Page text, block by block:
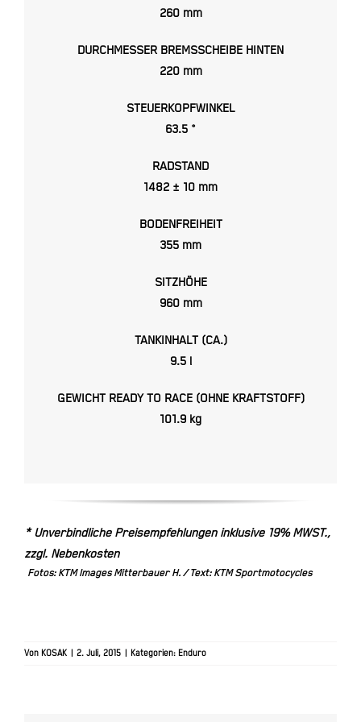
260 mm
DURCHMESSER BREMSSCHEIBE HINTEN
220 mm
STEUERKOPFWINKEL
63.5 °
RADSTAND
1482 ± 10 mm
BODENFREIHEIT
355 mm
SITZHÖHE
960 mm
TANKINHALT (CA.)
9.5 l
GEWICHT READY TO RACE (OHNE KRAFTSTOFF)
101.9 kg
* Unverbindliche Preisempfehlungen inklusive 19% MWST.,
zzgl. Nebenkosten
Fotos: KTM Images Mitterbauer H. /Text: KTM Sportmotocycles
Von KOSAK 2. Juli, 2015 Kategorien: Enduro